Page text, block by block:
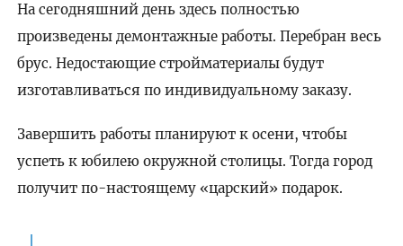
На сегодняшний день здесь полностью
произведены демонтажные работы. Перебран весь
брус. Недостающие стройматериалы будут
изготавливаться по индивидуальному заказу.
Завершить работы планируют к осени, чтобы
успеть к юбилею окружной столицы. Тогда город
получит по-настоящему «царский» подарок.